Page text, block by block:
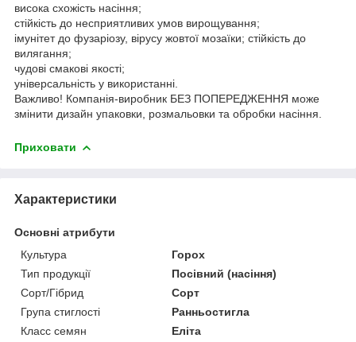
висока схожість насіння;
стійкість до несприятливих умов вирощування;
імунітет до фузаріозу, вірусу жовтої мозаїки; стійкість до
вилягання;
чудові смакові якості;
універсальність у використанні.
Важливо! Компанія-виробник БЕЗ ПОПЕРЕДЖЕННЯ може
змінити дизайн упаковки, розмальовки та обробки насіння.
Приховати
Характеристики
Основні атрибути
Культура
Горох
Тип продукції
Посівний (насіння)
Сорт/Гібрид
Сорт
Група стиглості
Ранньостигла
Класс семян
Еліта